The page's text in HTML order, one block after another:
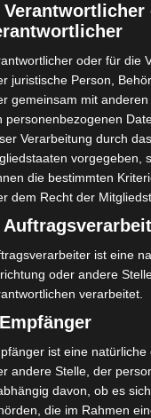
Verantwortlicher
oder für die
juristische Person,
gemeinsam mit
personenbezogenen
Verarbeitung durch
vorgegeben,
die bestimmten
dem Recht der
ist eine
oder andere
verarbeitet.
ist eine
andere Stelle, der
davon, ob es
die im Rahmen